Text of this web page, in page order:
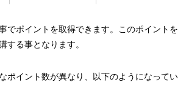
でポイントを取得できます。このポイントを
する事となります。
ポイント数が異なり、以下のようになってい